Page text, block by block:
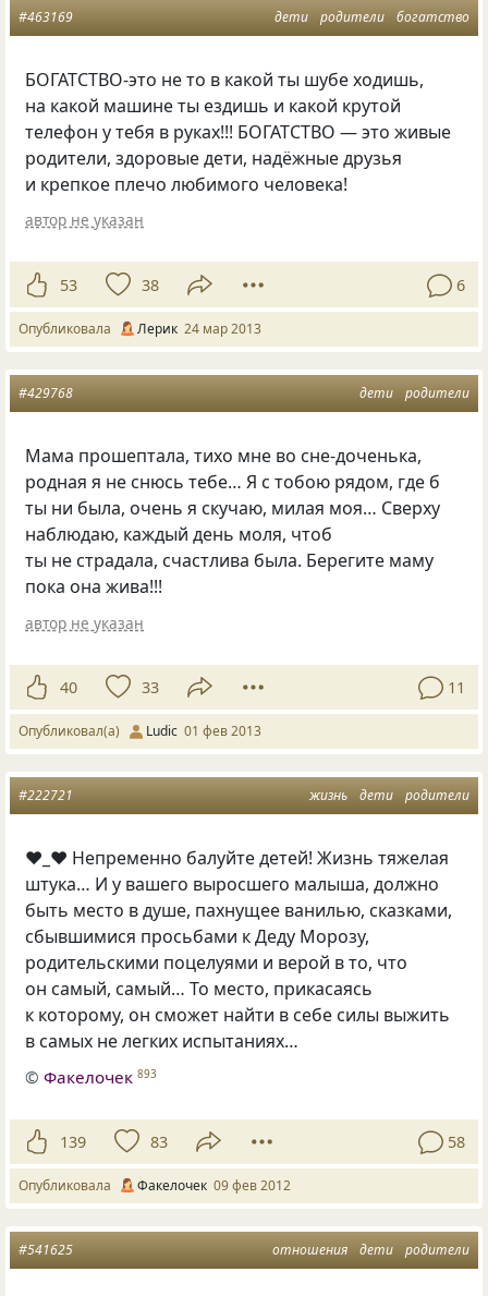
дети родители богатство
#463169
БОГАТСТВО-это не то в какой ты шубе ходишь,
на какой машине ты ездишь и какой крутой
телефон у тебя в руках!!! БОГАТСТВО — это живые
родители, здоровые дети, надёжные друзья
и крепкое плечо любимого человека!
автор не указан
53 38 6
Опубликовала Лерик 24 мар 2013
дети родители
#429768
Мама прошептала, тихо мне во сне-доченька,
родная я не снюсь тебе… Я с тобою рядом, где б
ты ни была, очень я скучаю, милая моя… Сверху
наблюдаю, каждый день моля, чтоб
ты не страдала, счастлива была. Берегите маму
пока она жива!!!
автор не указан
40 33 11
Опубликовал(а) Ludic 01 фев 2013
жизнь дети родители
#222721
♥_♥ Непременно балуйте детей! Жизнь тяжелая
штука… И у вашего выросшего малыша, должно
быть место в душе, пахнущее ванилью, сказками,
сбывшимися просьбами к Деду Морозу,
родительскими поцелуями и верой в то, что
он самый, самый… То место, прикасаясь
к которому, он сможет найти в себе силы выжить
в самых не легких испытаниях…
©Факелочек 893
139 83 58
Опубликовала Факелочек 09 фев 2012
отношения дети родители
#541625